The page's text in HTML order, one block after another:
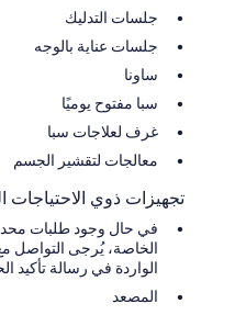
جلسات التدليك
جلسات عناية بالوجه
ساونا
سبا مفتوح يوميًا
غرف لعلاجات سبا
معالجات لتقشير الجسم
تجهيزات ذوي الاحتياجات
في حال وجود طلبات
الخاصة، يُرجى التواصل
الواردة في رسالة تأكيد
المصعد